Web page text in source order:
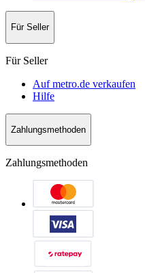
Für Seller
Für Seller
Auf metro.de verkaufen
Hilfe
Zahlungsmethoden
Zahlungsmethoden